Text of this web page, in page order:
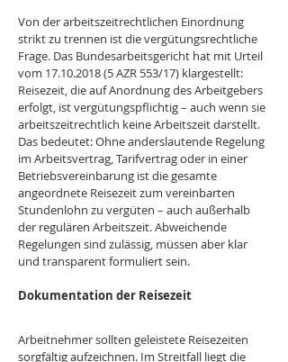
Von der arbeitszeitrechtlichen Einordnung
strikt zu trennen ist die vergütungsrechtliche
Frage. Das Bundesarbeitsgericht hat mit Urteil
vom 17.10.2018 (5 AZR 553/17) klargestellt:
Reisezeit, die auf Anordnung des Arbeitgebers
erfolgt, ist vergütungspflichtig – auch wenn sie
arbeitszeitrechtlich keine Arbeitszeit darstellt.
Das bedeutet: Ohne anderslautende Regelung
im Arbeitsvertrag, Tarifvertrag oder in einer
Betriebsvereinbarung ist die gesamte
angeordnete Reisezeit zum vereinbarten
Stundenlohn zu vergüten – auch außerhalb
der regulären Arbeitszeit. Abweichende
Regelungen sind zulässig, müssen aber klar
und transparent formuliert sein.
Dokumentation der Reisezeit
Arbeitnehmer sollten geleistete Reisezeiten
sorgfältig aufzeichnen. Im Streitfall liegt die